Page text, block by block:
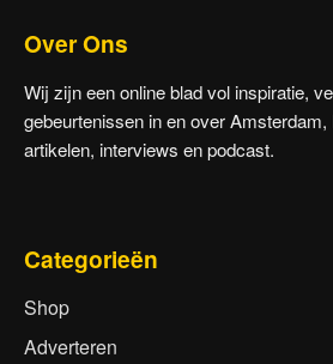
Over Ons
Wij zijn een online blad vol inspiratie,
gebeurtenissen in en over
artikelen, interviews en podcast.
Categorieën
Shop
Adverteren